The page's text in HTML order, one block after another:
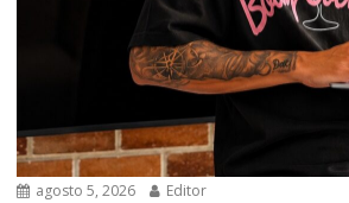
agosto 5, 2026 Editor